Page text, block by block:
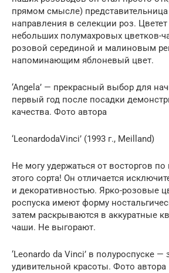
прямом смысле) представительница
направления в селекции роз.
небольших полумахровых цветков-
розовой серединой и малиновым
напоминающим яблоневый цвет.
‘Angela’ — прекрасный выбор для
первый год после посадки
качества. Фото автора
‘LeonardodaVinсi’ (1993 г., Meilland)
Не могу удержаться от восторгов
этого сорта! Он отличается
и декоративностью. Ярко-розовые
роспуска имеют форму
затем раскрываются в аккуратные
чаши. Не выгорают.
‘Leonardo da Vinсi’ в полуроспуске —
удивительной красоты. Фото автора